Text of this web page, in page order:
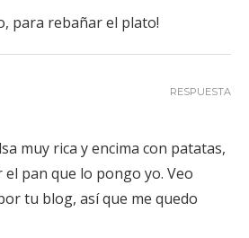
para rebañar el plato!
muy rica y encima con patatas,
pan que lo pongo yo. Veo
tu blog, así que me quedo
RESPUESTA